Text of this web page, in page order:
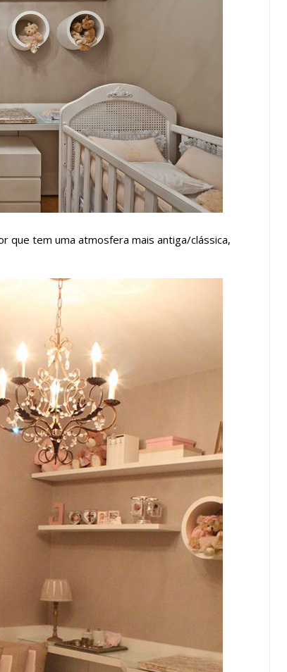
que tem uma atmosfera mais antiga/clássica,